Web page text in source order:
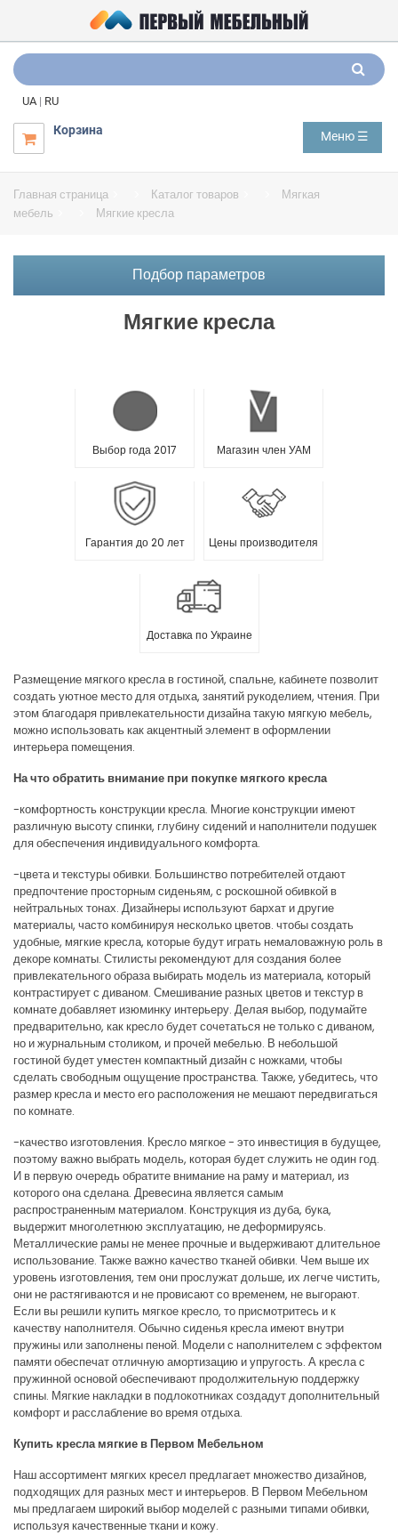
UA | RU

Корзина Меню ☰
Главная страница Каталог товаров
Мягкая
мебель
Мягкие кресла
Подбор параметров
Мягкие кресла
Выбор года 2017 Магазин член УАМ
Гарантия до 20 лет Цены производителя
Доставка по Украине
Размещение мягкого кресла в гостиной, спальне, кабинете позволит
создать уютное место для отдыха, занятий рукоделием, чтения. При
этом благодаря привлекательности дизайна такую мягкую мебель,
можно использовать как акцентный элемент в оформлении
интерьера помещения.
На что обратить внимание при покупке мягкого кресла
-комфортность конструкции кресла. Многие конструкции имеют
различную высоту спинки, глубину сидений и наполнители подушек
для обеспечения индивидуального комфорта.
-цвета и текстуры обивки. Большинство потребителей отдают
предпочтение просторным сиденьям, с роскошной обивкой в
нейтральных тонах. Дизайнеры используют бархат и другие
материалы, часто комбинируя несколько цветов. чтобы создать
удобные, мягкие кресла, которые будут играть немаловажную роль в
декоре комнаты. Стилисты рекомендуют для создания более
привлекательного образа выбирать модель из материала, который
контрастирует с диваном. Смешивание разных цветов и текстур в
комнате добавляет изюминку интерьеру. Делая выбор, подумайте
предварительно, как кресло будет сочетаться не только с диваном,
но и журнальным столиком, и прочей мебелью. В небольшой
гостиной будет уместен компактный дизайн с ножками, чтобы
сделать свободным ощущение пространства. Также, убедитесь, что
размер кресла и место его расположения не мешают передвигаться
по комнате.
-качество изготовления. Кресло мягкое - это инвестиция в будущее,
поэтому важно выбрать модель, которая будет служить не один год.
И в первую очередь обратите внимание на раму и материал, из
которого она сделана. Древесина является самым
распространенным материалом. Конструкция из дуба, бука,
выдержит многолетнюю эксплуатацию, не деформируясь.
Металлические рамы не менее прочные и выдерживают длительное
использование. Также важно качество тканей обивки. Чем выше их
уровень изготовления, тем они прослужат дольше, их легче чистить,
они не растягиваются и не провисают со временем, не выгорают.
Если вы решили купить мягкое кресло, то присмотритесь и к
качеству наполнителя. Обычно сиденья кресла имеют внутри
пружины или заполнены пеной. Модели с наполнителем с эффектом
памяти обеспечат отличную амортизацию и упругость. А кресла с
пружинной основой обеспечивают продолжительную поддержку
спины. Мягкие накладки в подлокотниках создадут дополнительный
комфорт и расслабление во время отдыха.
Купить кресла мягкие в Первом Мебельном
Наш ассортимент мягких кресел предлагает множество дизайнов,
подходящих для разных мест и интерьеров. В Первом Мебельном
мы предлагаем широкий выбор моделей с разными типами обивки,
используя качественные ткани и кожу.